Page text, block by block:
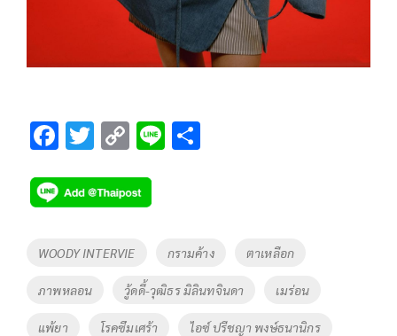
F
e
b
o
k
T
tt
er
C
p
y
Li
n
k
Li
Tags
WOODY INTERVIE กรามค้าง ตาเหลือก
ภาพหลอน วู้ดดี้-วุฒิธร มิลินทจินดา เมร่อน
แพ้ยา โรคซึมเศร้า ไอซ์ ปรีชญา พงษ์ธนานิกร